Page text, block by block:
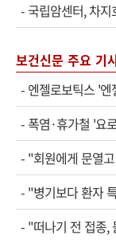
-국립암센터, 차
보건신문 주요 기
- 엔젤로보틱스 '엔젤
- 폭염·휴가철 '요
- "회원에게 문열
- "병기보다 환자
- "떠나기 전 접종,